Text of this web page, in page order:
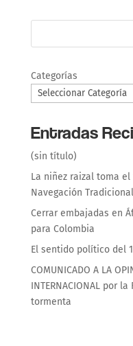
Categorías
Entradas
(sin título)
La niñez raizal toma
Navegación
Cerrar embajadas en
para Colombia
El sentido político del
COMUNICADO A LA
INTERNACIONAL por
tormenta